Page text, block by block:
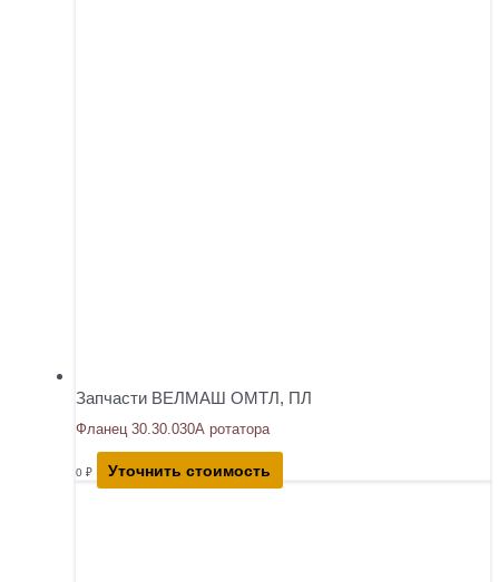
Запчасти ВЕЛМАШ ОМТЛ, ПЛ
Фланец 30.30.030А ротатора
0 ₽ Уточнить стоимость